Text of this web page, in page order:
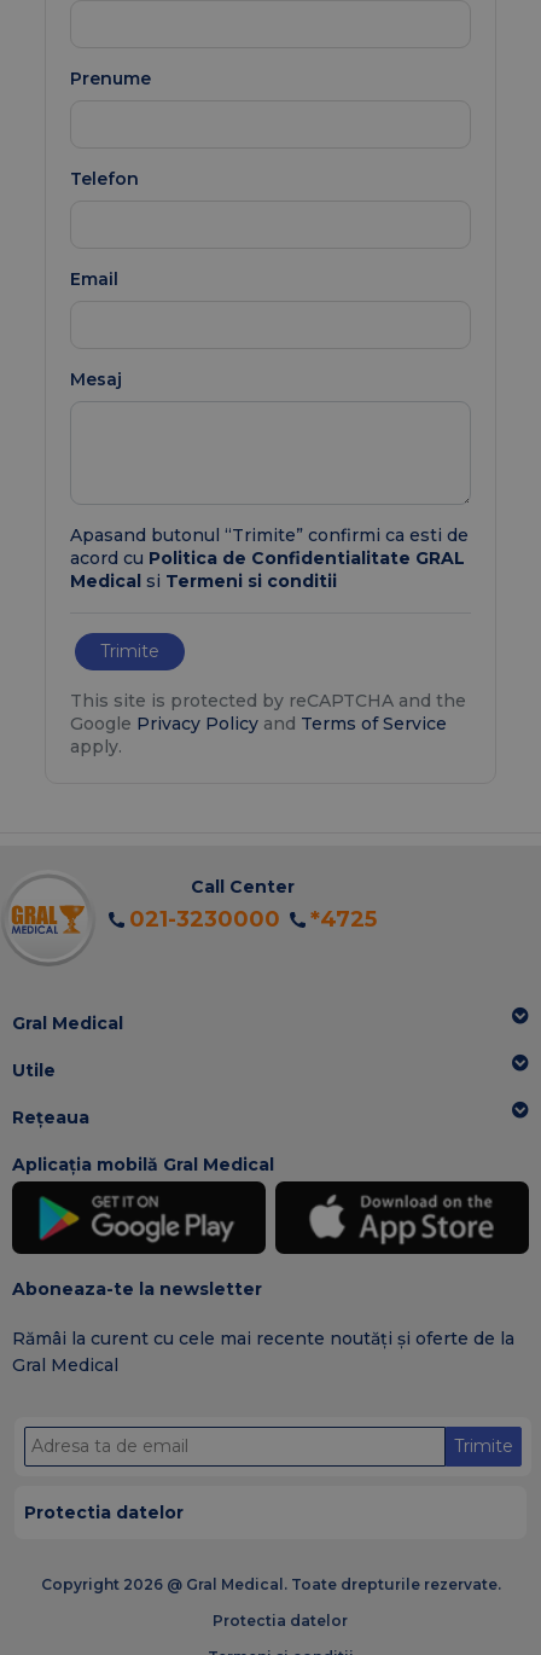
Prenume
Telefon
Email
Mesaj
Apasand butonul “Trimite” confirmi ca esti de
acord cu Politica de Confidentialitate GRAL
Medicalsi Termeni si conditii
Trimite
This site is protected by reCAPTCHA and the
Google Privacy Policyand Terms of Service
apply.
Call Center
021-3230000 *4725
Gral Medical
Utile
Rețeaua
Aplicația mobilă Gral Medical
Aboneaza-te la newsletter
Rămâi la curent cu cele mai recente noutăți și oferte de la
Gral Medical
Trimite
Protectia datelor
Copyright 2026 @ Gral Medical. Toate drepturile rezervate.
Protectia datelor